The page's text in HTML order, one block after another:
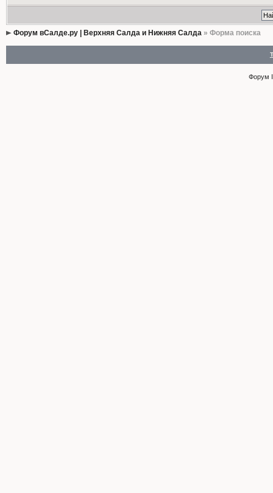
Форум вСалде.ру | Верхняя Салда и Нижняя Салда» Форма поиска
Форум